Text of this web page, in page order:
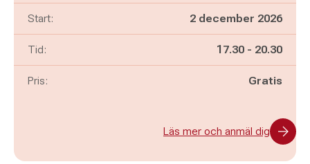
Start: 2 december 2026
Tid: Pågår mellan
17.30 - och
20.30
Pris: Gratis
Läs mer och anmäl dig